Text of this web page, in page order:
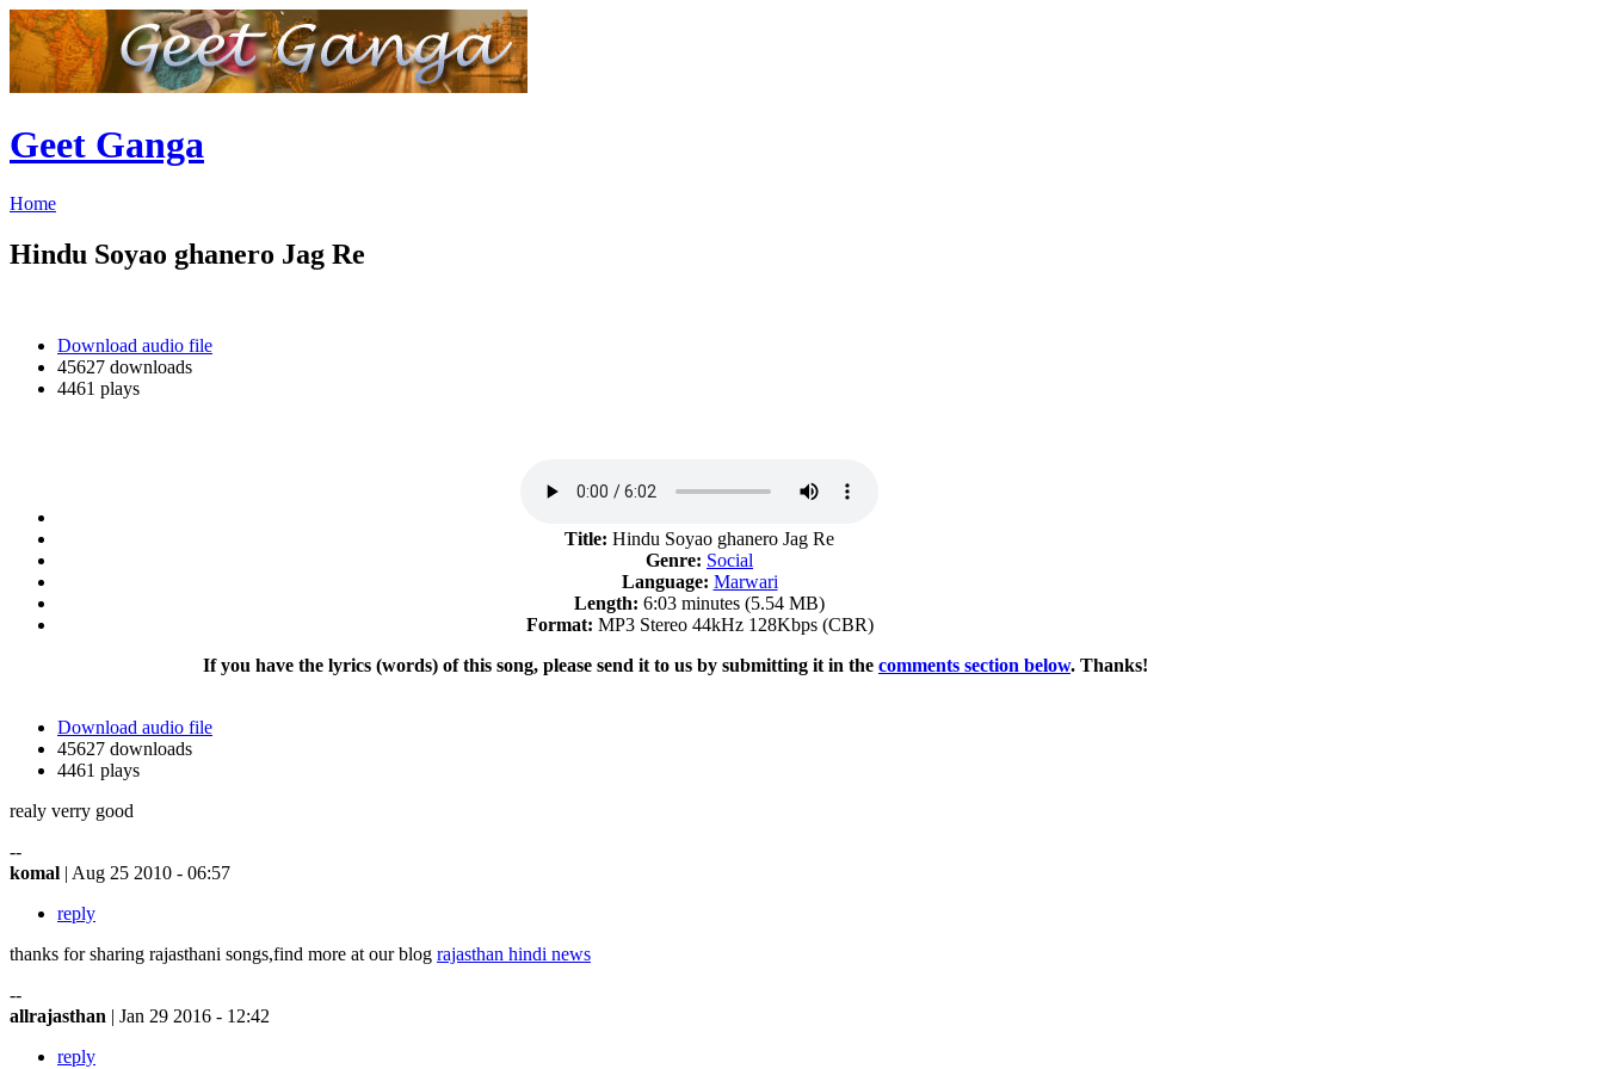
Geet Ganga
Home
Hindu Soyao ghanero Jag Re
Download audio file
45627 downloads
4461 plays
Title: Hindu Soyao ghanero Jag Re
Genre: Social
Language: Marwari
Length: 6:03 minutes (5.54 MB)
Format: MP3 Stereo 44kHz 128Kbps (CBR)
If you have the lyrics (words) of this song, please send it to us by submitting it in the comments section below. Thanks!
Download audio file
45627 downloads
4461 plays
realy verry good
--
komal | Aug 25 2010 - 06:57
reply
thanks for sharing rajasthani songs,find more at our blog rajasthan hindi news
--
allrajasthan | Jan 29 2016 - 12:42
reply